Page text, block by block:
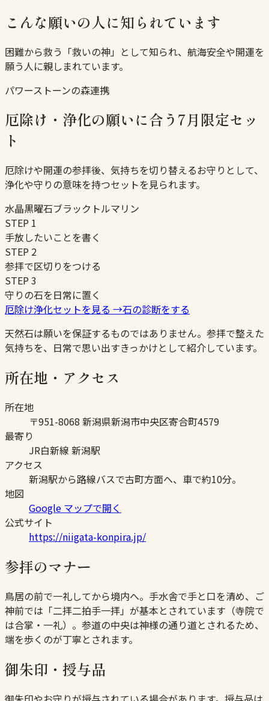
こんな願いの人に知られています
困難から救う「救いの神」として知られ、航海安全や開運を
願う人に親しまれています。
パワーストーンの森連携
厄除け・浄化の願いに合う7月限定セッ
ト
厄除けや開運の参拝後、気持ちを切り替えるお守りとして、
浄化や守りの意味を持つセットを見られます。
水晶黒曜石ブラックトルマリン
STEP 1
手放したいことを書く
STEP 2
参拝で区切りをつける
STEP3
守りの石を日常に置く
厄除け浄化セットを見る →石の診断をする
天然石は願いを保証するものではありません。参拝で整えた
気持ちを、日常で思い出すきっかけとして紹介しています。
所在地・アクセス
所在地
〒951-8068 新潟県新潟市中央区寄合町4579
最寄り
JR白新線 新潟駅
アクセス
新潟駅から路線バスで古町方面へ、車で約10分。
地図
Google マップで開く
公式サイト
https://niigata-konpira.jp/
参拝のマナー
鳥居の前で一礼してから境内へ。手水舎で手と口を清め、ご
神前では「二拝二拍手一拝」が基本とされています（寺院で
は合掌・一礼）。参道の中央は神様の通り道とされるため、
端を歩くのが丁寧とされます。
御朱印・授与品